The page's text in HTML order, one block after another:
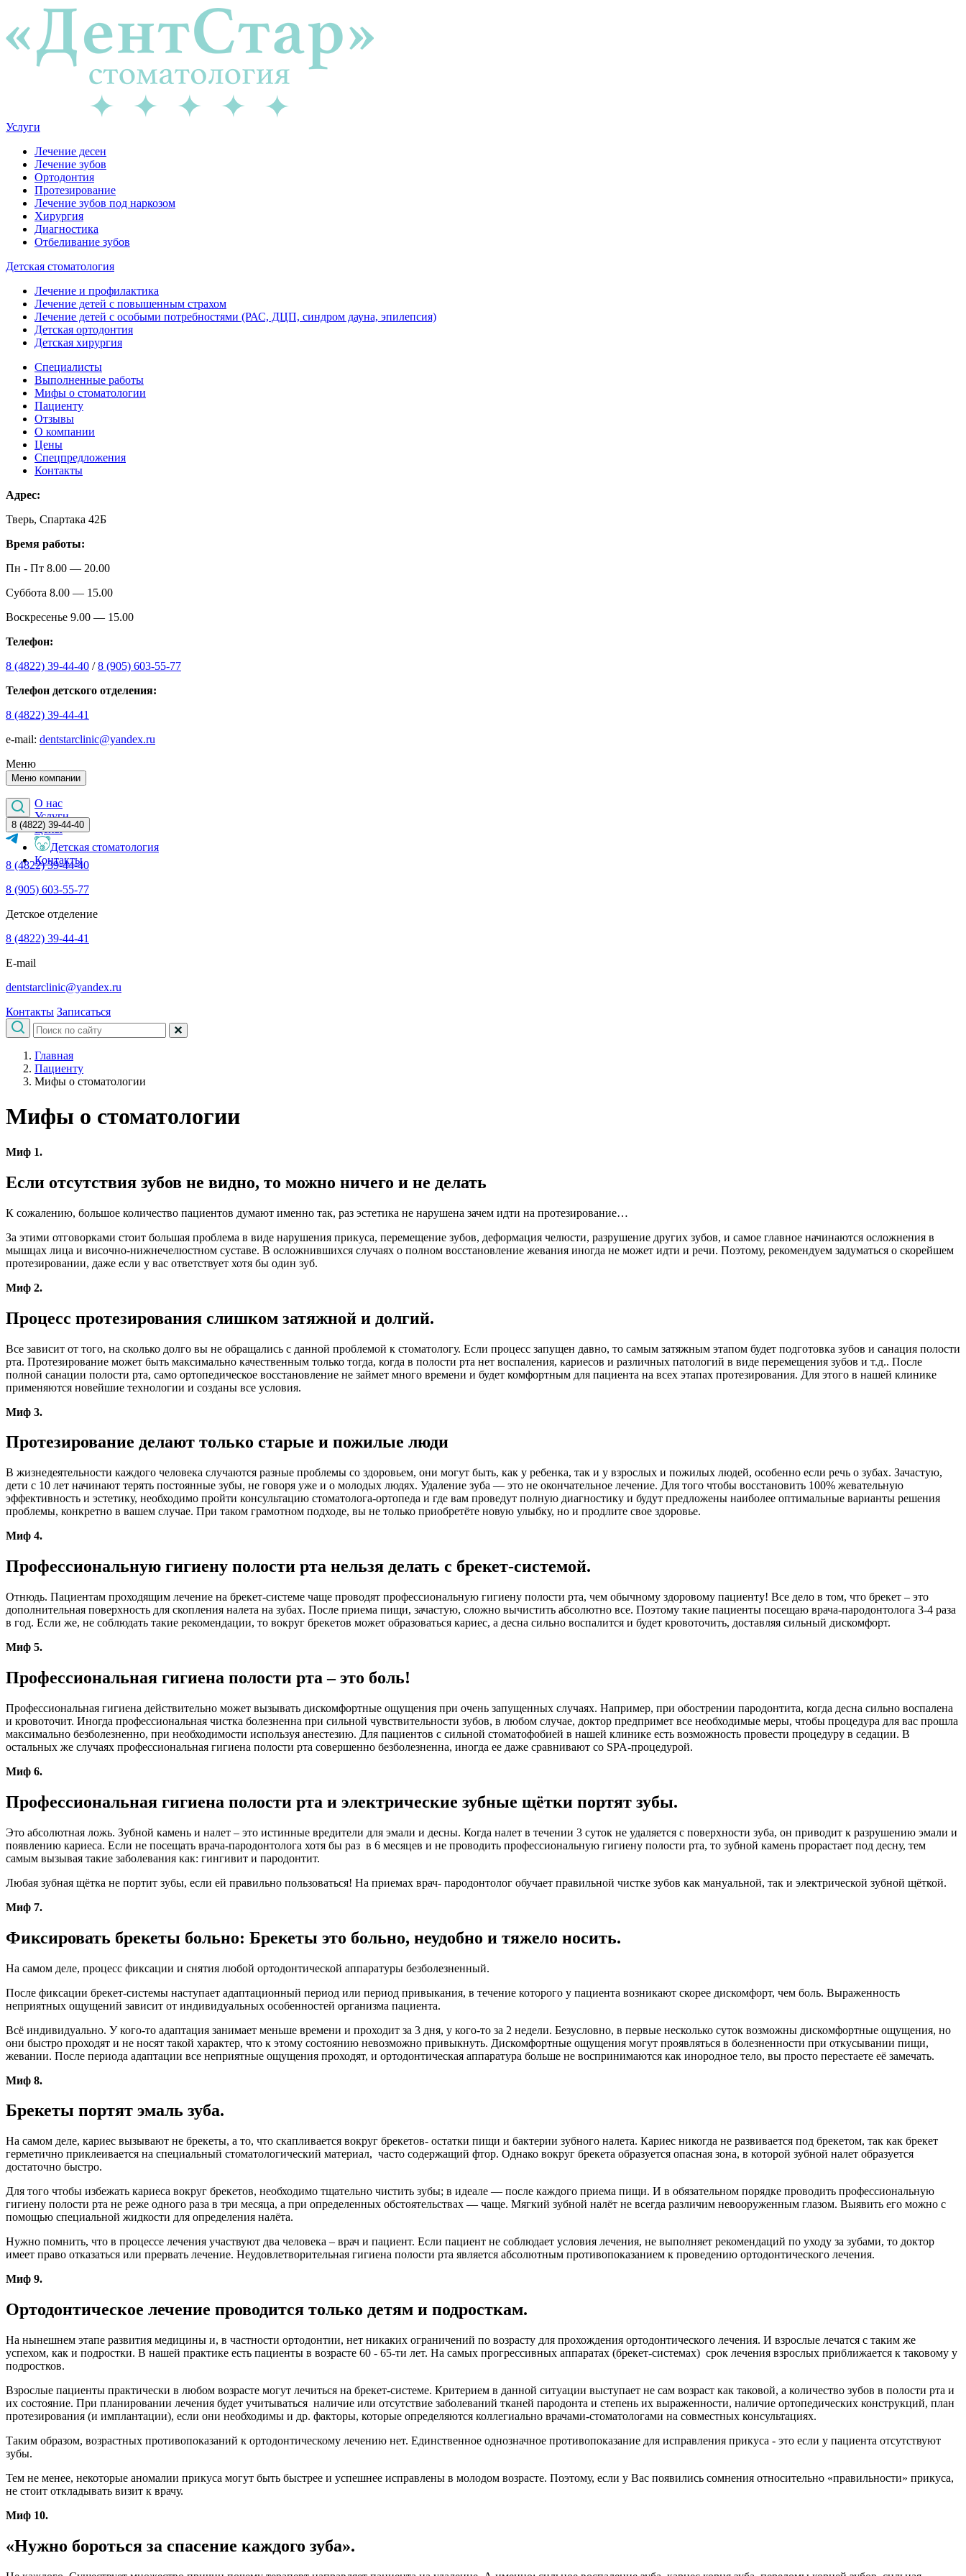
Услуги
Лечение десен
Лечение зубов
Ортодонтия
Протезирование
Лечение зубов под наркозом
Хирургия
Диагностика
Отбеливание зубов
Детская стоматология
Лечение и профилактика
Лечение детей с повышенным страхом
Лечение детей с особыми потребностями (РАС, ДЦП, синдром дауна, эпилепсия)
Детская ортодонтия
Детская хирургия
Специалисты
Выполненные работы
Мифы о стоматологии
Пациенту
Отзывы
О компании
Цены
Спецпредложения
Контакты
Адрес:
Тверь, Спартака 42Б
Время работы:
Пн - Пт 8.00 — 20.00
Суббота 8.00 — 15.00
Воскресенье 9.00 — 15.00
Телефон:
8 (4822) 39-44-40 /8 (905) 603-55-77
Телефон детского отделения:
8 (4822) 39-44-41
е-mail: dentstarclinic@yandex.ru
Меню
Меню компании
О нас
Услуги
Цены
Детская стоматология
Контакты
8 (4822) 39-44-40
8 (4822) 39-44-40
8 (905) 603-55-77
Детское отделение
8 (4822) 39-44-41
E-mail
dentstarclinic@yandex.ru
Контакты Записаться
Главная
Пациенту
Мифы о стоматологии
Мифы о стоматологии
Миф 1.
Если отсутствия зубов не видно, то можно ничего и не делать
К сожалению, большое количество пациентов думают именно так, раз эстетика не нарушена зачем идти на протезирование…
За этими отговорками стоит большая проблема в виде нарушения прикуса, перемещение зубов, деформация челюсти, разрушение других зубов, и самое главное начинаются осложнения в
мышцах лица и височно-нижнечелюстном суставе. В осложнившихся случаях о полном восстановление жевания иногда не может идти и речи. Поэтому, рекомендуем задуматься о скорейшем
протезировании, даже если у вас ответствует хотя бы один зуб.
Миф 2.
Процесс протезирования слишком затяжной и долгий.
Все зависит от того, на сколько долго вы не обращались с данной проблемой к стоматологу. Если процесс запущен давно, то самым затяжным этапом будет подготовка зубов и санация полости
рта. Протезирование может быть максимально качественным только тогда, когда в полости рта нет воспаления, кариесов и различных патологий в виде перемещения зубов и т.д.. После
полной санации полости рта, само ортопедическое восстановление не займет много времени и будет комфортным для пациента на всех этапах протезирования. Для этого в нашей клинике
применяются новейшие технологии и созданы все условия.
Миф 3.
Протезирование делают только старые и пожилые люди
В жизнедеятельности каждого человека случаются разные проблемы со здоровьем, они могут быть, как у ребенка, так и у взрослых и пожилых людей, особенно если речь о зубах. Зачастую,
дети с 10 лет начинают терять постоянные зубы, не говоря уже и о молодых людях. Удаление зуба — это не окончательное лечение. Для того чтобы восстановить 100% жевательную
эффективность и эстетику, необходимо пройти консультацию стоматолога-ортопеда и где вам проведут полную диагностику и будут предложены наиболее оптимальные варианты решения
проблемы, конкретно в вашем случае. При таком грамотном подходе, вы не только приобретёте новую улыбку, но и продлите свое здоровье.
Миф 4.
Профессиональную гигиену полости рта нельзя делать с брекет-системой.
Отнюдь. Пациентам проходящим лечение на брекет-системе чаще проводят профессиональную гигиену полости рта, чем обычному здоровому пациенту! Все дело в том, что брекет – это
дополнительная поверхность для скопления налета на зубах. После приема пищи, зачастую, сложно вычистить абсолютно все. Поэтому такие пациенты посещаю врача-пародонтолога 3-4 раза
в год. Если же, не соблюдать такие рекомендации, то вокруг брекетов может образоваться кариес, а десна сильно воспалится и будет кровоточить, доставляя сильный дискомфорт.
Миф 5.
Профессиональная гигиена полости рта – это боль!
Профессиональная гигиена действительно может вызывать дискомфортные ощущения при очень запущенных случаях. Например, при обострении пародонтита, когда десна сильно воспалена
и кровоточит. Иногда профессиональная чистка болезненна при сильной чувствительности зубов, в любом случае, доктор предпримет все необходимые меры, чтобы процедура для вас прошла
максимально безболезненно, при необходимости используя анестезию. Для пациентов с сильной стоматофобией в нашей клинике есть возможность провести процедуру в седации. В
остальных же случаях профессиональная гигиена полости рта совершенно безболезненна, иногда ее даже сравнивают со SPA-процедурой.
Миф 6.
Профессиональная гигиена полости рта и электрические зубные щётки портят зубы.
Это абсолютная ложь. Зубной камень и налет – это истинные вредители для эмали и десны. Когда налет в течении 3 суток не удаляется с поверхности зуба, он приводит к разрушению эмали и
появлению кариеса. Если не посещать врача-пародонтолога хотя бы раз в 6 месяцев и не проводить профессиональную гигиену полости рта, то зубной камень прорастает под десну, тем
самым вызывая такие заболевания как: гингивит и пародонтит.
Любая зубная щётка не портит зубы, если ей правильно пользоваться! На приемах врач- пародонтолог обучает правильной чистке зубов как мануальной, так и электрической зубной щёткой.
Миф 7.
Фиксировать брекеты больно: Брекеты это больно, неудобно и тяжело носить.
На самом деле, процесс фиксации и снятия любой ортодонтической аппаратуры безболезненный.
После фиксации брекет-системы наступает адаптационный период или период привыкания, в течение которого у пациента возникают скорее дискомфорт, чем боль. Выраженность
неприятных ощущений зависит от индивидуальных особенностей организма пациента.
Всё индивидуально. У кого-то адаптация занимает меньше времени и проходит за 3 дня, у кого-то за 2 недели. Безусловно, в первые несколько суток возможны дискомфортные ощущения, но
они быстро проходят и не носят такой характер, что к этому состоянию невозможно привыкнуть. Дискомфортные ощущения могут проявляться в болезненности при откусывании пищи,
жевании. После периода адаптации все неприятные ощущения проходят, и ортодонтическая аппаратура больше не воспринимаются как инородное тело, вы просто перестаете её замечать.
Миф 8.
Брекеты портят эмаль зуба.
На самом деле, кариес вызывают не брекеты, а то, что скапливается вокруг брекетов- остатки пищи и бактерии зубного налета. Кариес никогда не развивается под брекетом, так как брекет
герметично приклеивается на специальный стоматологический материал, часто содержащий фтор. Однако вокруг брекета образуется опасная зона, в которой зубной налет образуется
достаточно быстро.
Для того чтобы избежать кариеса вокруг брекетов, необходимо тщательно чистить зубы; в идеале — после каждого приема пищи. И в обязательном порядке проводить профессиональную
гигиену полости рта не реже одного раза в три месяца, а при определенных обстоятельствах — чаще. Мягкий зубной налёт не всегда различим невооруженным глазом. Выявить его можно с
помощью специальной жидкости для определения налёта.
Нужно помнить, что в процессе лечения участвуют два человека – врач и пациент. Если пациент не соблюдает условия лечения, не выполняет рекомендаций по уходу за зубами, то доктор
имеет право отказаться или прервать лечение. Неудовлетворительная гигиена полости рта является абсолютным противопоказанием к проведению ортодонтического лечения.
Миф 9.
Ортодонтическое лечение проводится только детям и подросткам.
На нынешнем этапе развития медицины и, в частности ортодонтии, нет никаких ограничений по возрасту для прохождения ортодонтического лечения. И взрослые лечатся с таким же
успехом, как и подростки. В нашей практике есть пациенты в возрасте 60 - 65-ти лет. На самых прогрессивных аппаратах (брекет-системах) срок лечения взрослых приближается к таковому у
подростков.
Взрослые пациенты практически в любом возрасте могут лечиться на брекет-системе. Критерием в данной ситуации выступает не сам возраст как таковой, а количество зубов в полости рта и
их состояние. При планировании лечения будет учитываться наличие или отсутствие заболеваний тканей пародонта и степень их выраженности, наличие ортопедических конструкций, план
протезирования (и имплантации), если они необходимы и др. факторы, которые определяются коллегиально врачами-стоматологами на совместных консультациях.
Таким образом, возрастных противопоказаний к ортодонтическому лечению нет. Единственное однозначное противопоказание для исправления прикуса - это если у пациента отсутствуют
зубы.
Тем не менее, некоторые аномалии прикуса могут быть быстрее и успешнее исправлены в молодом возрасте. Поэтому, если у Вас появились сомнения относительно «правильности» прикуса,
не стоит откладывать визит к врачу.⁠
Миф 10.
«Нужно бороться за спасение каждого зуба».